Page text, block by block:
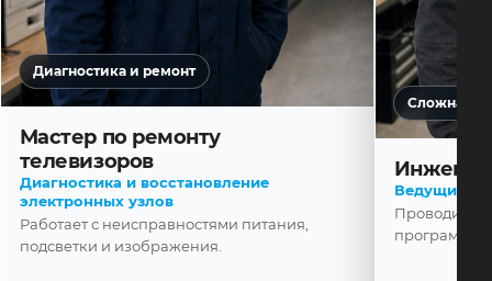
Диагностика и ремонт
Мастер по ремонту
телевизоров
Диагностика и восстановление
электронных узлов
Работает с неисправностями питания,
подсветки и изображения.
Сложная
Ведущий
Проводит